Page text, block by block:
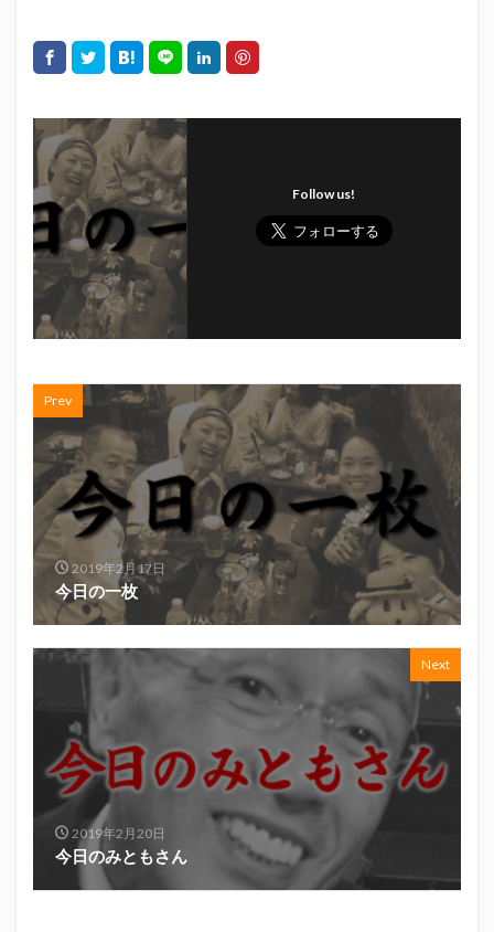
Follow us!
Prev
2019年2月17日
今日の一枚
Next
2019年2月20日
今日のみともさん
三遠ネオフェニックス
下島さん
初亀
初亀醸造 勉三さん
勝俣州和
吉田義元
名古屋グランパス
呼び込み君
喜久酔 土井酒造場
埼玉西武ライオンズ
堀内謙伍
大村屋酒造場
大道芸
天皇杯
宝塚記念
富士正酒造
平喜酒造
御殿場豆腐 志太泉酒造
日常
日本酒
日清 春華堂
春風亭昇太
木村飲料
杉井酒造
杉錦酒造
東レアローズ静岡
桜まつり
森本酒造
権田修一
横浜F・マリノス 正雪
浦和レッズ
清水エスパルス
清水東高校
湘南ベルマーレ
滝波商店
田中眼蛇夢 田子の月
百田夏菜子
真卓朗商店
矢魔破
磯自慢酒造
神沢川酒造場
立教大学 競馬部
米久
花の舞
花の舞酒造株式会社
英君
英君酒造
葵煎餅本家
藤枝MYFC
西武ライオンズ
赤石聖
鄭大世 鈴木Γ
鈴木将平
鈴木矢魔破
青島みかん
青島酒造
静岡おでん
静岡おでん祭
静岡お茶コーラ
静岡のお酒とおでんを愛でる会
静岡の地酒